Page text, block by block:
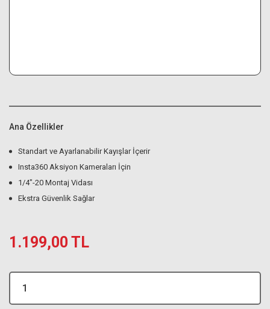
Ana Özellikler
Standart ve Ayarlanabilir Kayışlar İçerir
Insta360 Aksiyon Kameraları İçin
1/4"-20 Montaj Vidası
Ekstra Güvenlik Sağlar
1.199,00 TL